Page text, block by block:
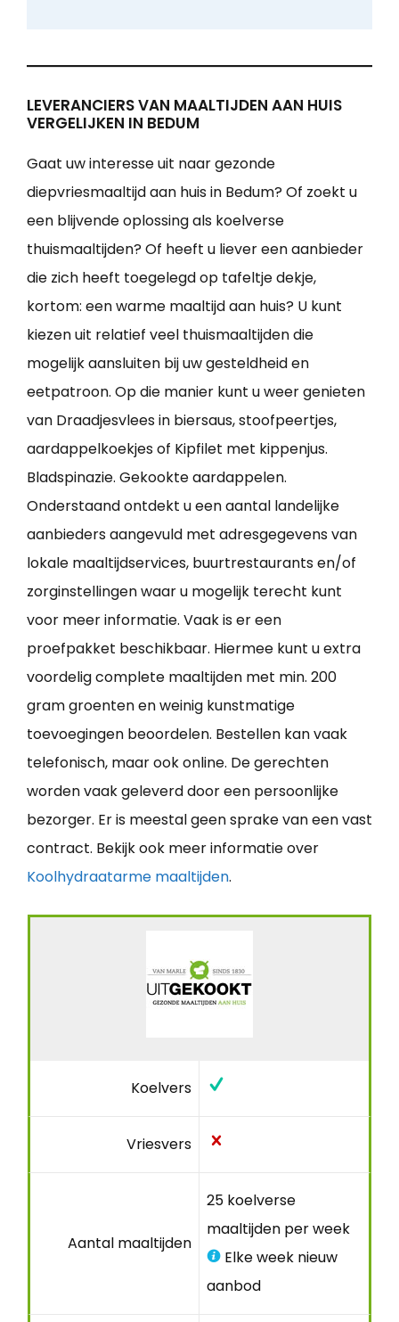
LEVERANCIERS VAN MAALTIJDEN AAN HUIS
VERGELIJKEN IN BEDUM
Gaat uw interesse uit naar gezonde
diepvriesmaaltijd aan huis in Bedum? Of zoekt u
een blijvende oplossing als koelverse
thuismaaltijden? Of heeft u liever een aanbieder
die zich heeft toegelegd op tafeltje dekje,
kortom: een warme maaltijd aan huis? U kunt
kiezen uit relatief veel thuismaaltijden die
mogelijk aansluiten bij uw gesteldheid en
eetpatroon. Op die manier kunt u weer genieten
van Draadjesvlees in biersaus, stoofpeertjes,
aardappelkoekjes of Kipfilet met kippenjus.
Bladspinazie. Gekookte aardappelen.
Onderstaand ontdekt u een aantal landelijke
aanbieders aangevuld met adresgegevens van
lokale maaltijdservices, buurtrestaurants en/of
zorginstellingen waar u mogelijk terecht kunt
voor meer informatie. Vaak is er een
proefpakket beschikbaar. Hiermee kunt u extra
voordelig complete maaltijden met min. 200
gram groenten en weinig kunstmatige
toevoegingen beoordelen. Bestellen kan vaak
telefonisch, maar ook online. De gerechten
worden vaak geleverd door een persoonlijke
bezorger. Er is meestal geen sprake van een vast
contract. Bekijk ook meer informatie over
Koolhydraatarme maaltijden.
Koelvers
Vriesvers
Aantal maaltijden
25 koelverse
maaltijden per week
Elke week nieuw
aanbod